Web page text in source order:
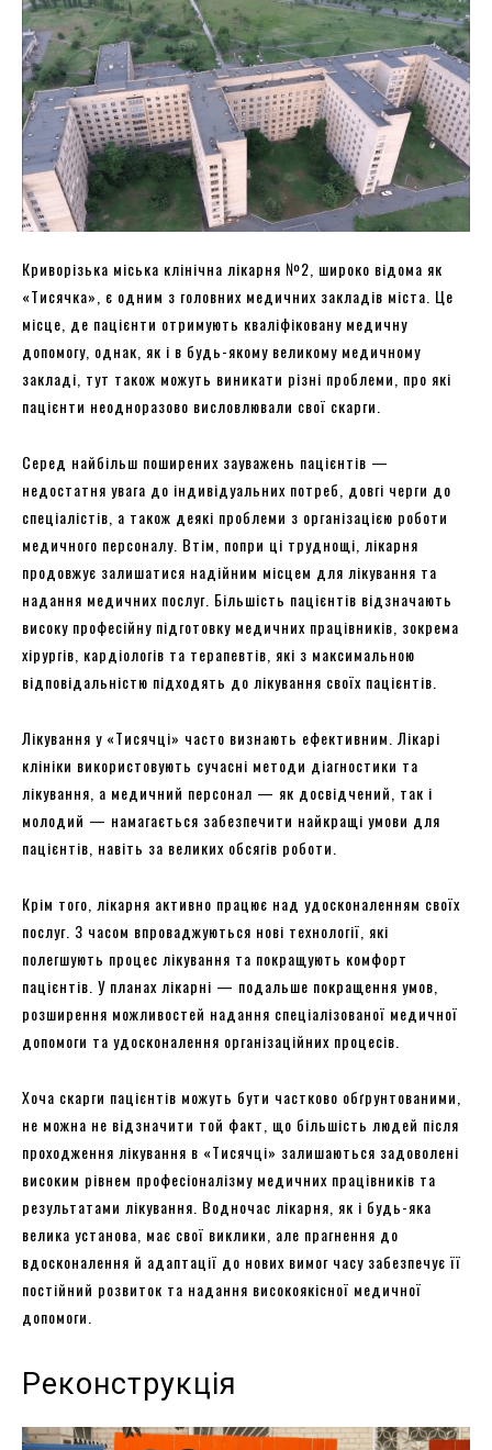
Криворізька міська клінічна лікарня №2, широко відома як
«Тисячка», є одним з головних медичних закладів міста. Це
місце, де пацієнти отримують кваліфіковану медичну
допомогу, однак, як і в будь-якому великому медичному
закладі, тут також можуть виникати різні проблеми, про які
пацієнти неодноразово висловлювали свої скарги.
Серед найбільш поширених зауважень пацієнтів —
недостатня увага до індивідуальних потреб, довгі черги до
спеціалістів, а також деякі проблеми з організацією роботи
медичного персоналу. Втім, попри ці труднощі, лікарня
продовжує залишатися надійним місцем для лікування та
надання медичних послуг. Більшість пацієнтів відзначають
високу професійну підготовку медичних працівників, зокрема
хірургів, кардіологів та терапевтів, які з максимальною
відповідальністю підходять до лікування своїх пацієнтів.
Лікування у «Тисячці» часто визнають ефективним. Лікарі
клініки використовують сучасні методи діагностики та
лікування, а медичний персонал — як досвідчений, так і
молодий — намагається забезпечити найкращі умови для
пацієнтів, навіть за великих обсягів роботи.
Крім того, лікарня активно працює над удосконаленням своїх
послуг. З часом впроваджуються нові технології, які
полегшують процес лікування та покращують комфорт
пацієнтів. У планах лікарні — подальше покращення умов,
розширення можливостей надання спеціалізованої медичної
допомоги та удосконалення організаційних процесів.
Хоча скарги пацієнтів можуть бути частково обґрунтованими,
не можна не відзначити той факт, що більшість людей після
проходження лікування в «Тисячці» залишаються задоволені
високим рівнем професіоналізму медичних працівників та
результатами лікування. Водночас лікарня, як і будь-яка
велика установа, має свої виклики, але прагнення до
вдосконалення й адаптації до нових вимог часу забезпечує її
постійний розвиток та надання високоякісної медичної
допомоги.
Реконструкція